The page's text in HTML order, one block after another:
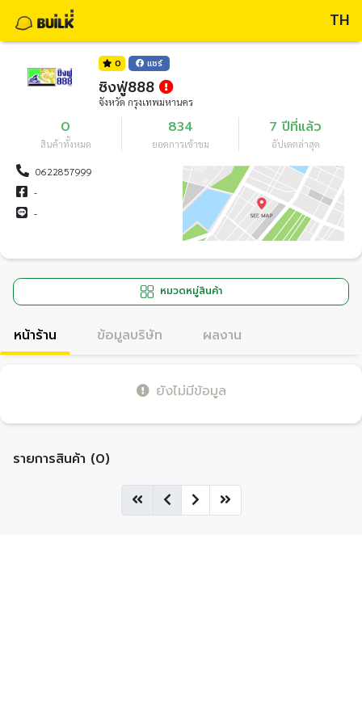
TH
0 แชร์
ซิงฟู่888
จังหวัด กรุงเทพมหานคร
0
สินค้าทั้งหมด
834
ยอดการเข้าชม
7 ปีที่แล้ว
อัปเดตล่าสุด
0622857999
-
-
หมวดหมู่สินค้า
หน้าร้าน ข้อมูลบริษัท ผลงาน
ยังไม่มีข้อมูล
รายการสินค้า (0)